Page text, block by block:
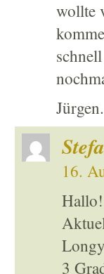
wollte
Jürgen.
16.
Hallo!
3